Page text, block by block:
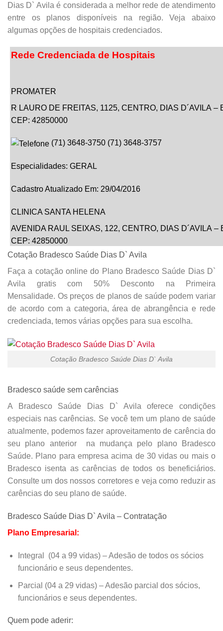
Dias D` Avila é considerada a melhor rede de atendimento
entre os planos disponíveis na região. Veja abaixo
algumas opções de hospitais credenciados.
Rede Credenciada de Hospitais
PROMATER
R LAURO DE FREITAS, 1125, CENTRO, DIAS D´AVILA –
CEP: 42850000
(71) 3648-3750 (71) 3648-3757
Especialidades: GERAL
Cadastro Atualizado Em: 29/04/2016
CLINICA SANTA HELENA
AVENIDA RAUL SEIXAS, 122, CENTRO, DIAS D´AVILA –
CEP: 42850000
Especialidades:GERAL
Cadastro Atualizado Em:29/04/2016
Cotação Bradesco Saúde Dias D` Avila
Faça a cotação online do Plano Bradesco Saúde Dias D`
Avila gratis com 50% Desconto na Primeira
Mensalidade. Os preços de planos de saúde podem variar
de acordo com a categoria, área de abrangência e rede
credenciada, temos várias opções para sua escolha.
Cotação Bradesco Saúde Dias D` Avila
Bradesco saúde sem carências
A Bradesco Saúde Dias D` Avila oferece condições
especiais nas carências. Se você tem um plano de saúde
atualmente, podemos fazer aproveitamento de carência do
seu plano anterior
na mudança pelo plano Bradesco
Saúde. Plano para empresa acima de 30 vidas ou mais o
Bradesco isenta as carências de todos os beneficiários.
Consulte um dos nossos corretores e veja como reduzir as
carências do seu plano de saúde.
Bradesco Saúde Dias D` Avila – Contratação
Plano Empresarial:
Integral (04 a 99 vidas) – Adesão de todos os sócios
funcionário e seus dependentes.
Parcial (04 a 29 vidas) – Adesão parcial dos sócios,
funcionários e seus dependentes.
Quem pode aderir: